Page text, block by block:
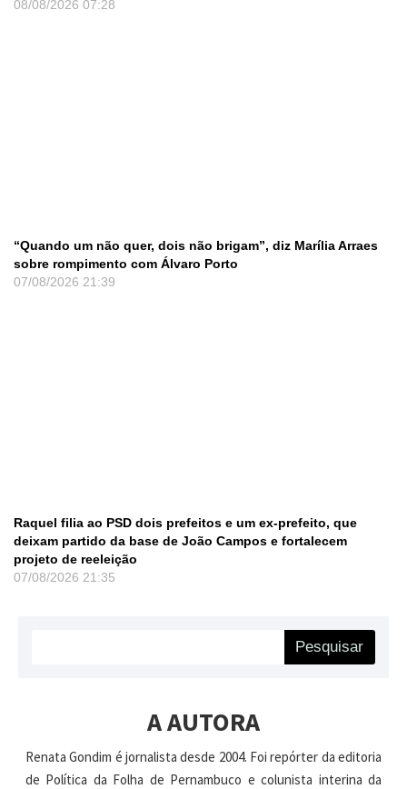
08/08/2026 07:28
“Quando um não quer, dois não brigam”, diz Marília Arraes
sobre rompimento com Álvaro Porto
07/08/2026 21:39
Raquel filia ao PSD dois prefeitos e um ex-prefeito, que
deixam partido da base de João Campos e fortalecem
projeto de reeleição
07/08/2026 21:35
Pesquisar
A AUTORA
Renata Gondim é jornalista desde 2004. Foi repórter da editoria
de Política da Folha de Pernambuco e colunista interina da